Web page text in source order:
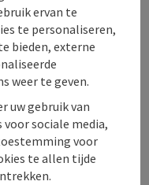
voor jong
en royale
bezoek vanaf mei
ervan te
te personaliseren,
bieden, externe
weer te geven.
uw gebruik van
sociale media,
voor
te allen tijde